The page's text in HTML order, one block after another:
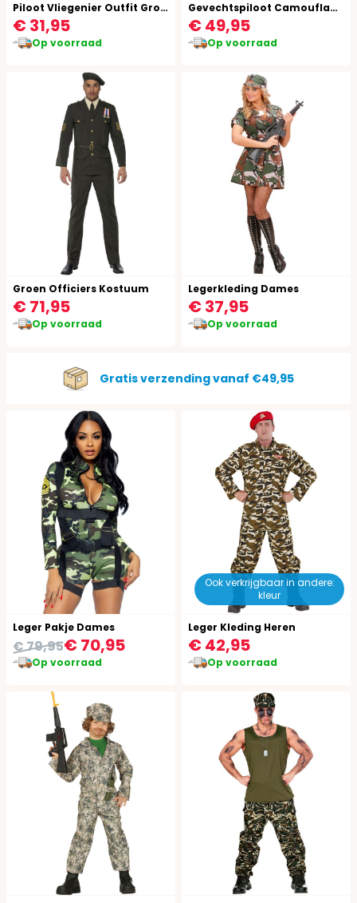
Piloot Vliegenier Outfit Groen
€ 31,95
Op voorraad
Gevechtspiloot Camouflage Overall Vrouwen
€ 49,95
Op voorraad
Groen Officiers Kostuum
€ 71,95
Op voorraad
Legerkleding Dames
€ 37,95
Op voorraad
Gratis verzending vanaf €49,95
Leger Pakje Dames
€ 70,95
€ 79,95
Op voorraad
Ook verkrijgbaar in andere:
kleur
Leger Kleding Heren
€ 42,95
Op voorraad